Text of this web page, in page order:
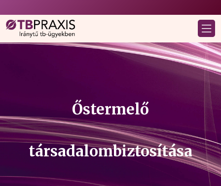
Őstermelő
társadalombiztosítása